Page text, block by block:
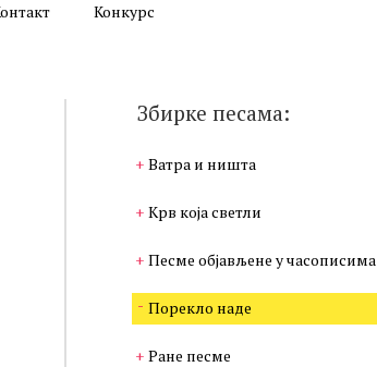
Конкурс
Збирке песама:
Ватра и ништа
Крв која светли
Песме објављене у часописима
Порекло наде
Ране песме